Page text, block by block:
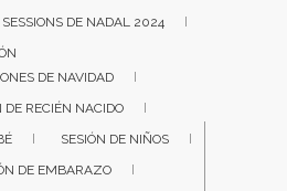
SESSIONS DE NADAL 2024
DE NAVIDAD
DE RECIÉN NACIDO
SESIÓN DE NIÑOS
DE EMBARAZO